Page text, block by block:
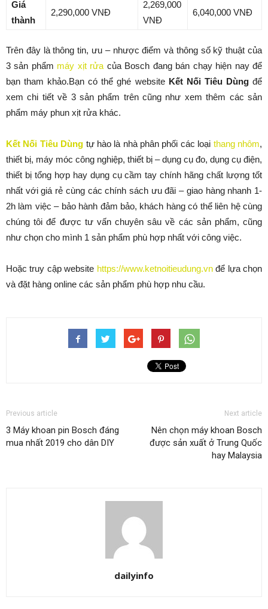
Giá
thành
2,290,000 VNĐ
2,269,000
VNĐ
6,040,000 VNĐ
Trên đây là thông tin, ưu – nhược điểm và thông số kỹ thuật của
3 sản phẩm máy xịt rửa của Bosch đang bán chạy hiện nay để
bạn tham khảo.Bạn có thể ghé website Kết Nối Tiêu Dùngđể
xem chi tiết về 3 sản phẩm trên cũng như xem thêm các sản
phẩm máy phun xịt rửa khác.
Kết Nối Tiêu Dùng tự hào là nhà phân phối các loại thang nhôm,
thiết bị, máy móc công nghiệp, thiết bị – dụng cụ đo, dụng cụ điện,
thiết bị tổng hợp hay dụng cụ cầm tay chính hãng chất lượng tốt
nhất với giá rẻ cùng các chính sách ưu đãi – giao hàng nhanh 1-
2h làm việc – bảo hành đảm bảo, khách hàng có thể liên hệ cùng
chúng tôi để được tư vấn chuyên sâu về các sản phẩm, cũng
như chọn cho mình 1 sản phẩm phù hợp nhất với công việc.
Hoặc truy cập website https://www.ketnoitieudung.vnđể lựa chọn
và đặt hàng online các sản phẩm phù hợp nhu cầu.
Previous article
3 Máy khoan pin Bosch đáng
mua nhất 2019 cho dân DIY
Next article
Nên chọn máy khoan Bosch
được sản xuất ở Trung Quốc
hay Malaysia
dailyinfo